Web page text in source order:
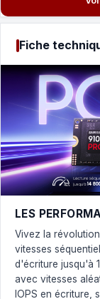
Fiche
LES
Vivez la
vitesses
d'écriture jusqu'à
avec vitesses
IOPS en écriture,